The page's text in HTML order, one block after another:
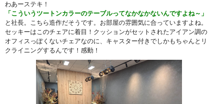
わあーステキ！
「こういうツートンカラーのテーブルってなかなかないんですよね～」
と社長。こちら造作だそうです。お部屋の雰囲気に合っていますよね。
セッキーはこのチェアに着目！クッションがセットされたアイアン調の
オフィスっぽくないチェアなのに、キャスター付きでしかもちゃんとリ
クライニングするんです！感動！